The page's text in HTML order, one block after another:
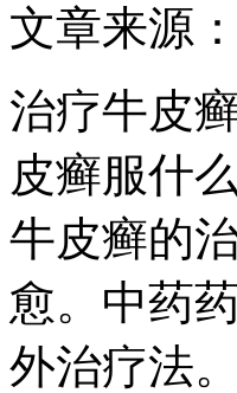
文章来源：
治疗牛皮
皮癣服什
牛皮癣的
愈。中药
外治疗法